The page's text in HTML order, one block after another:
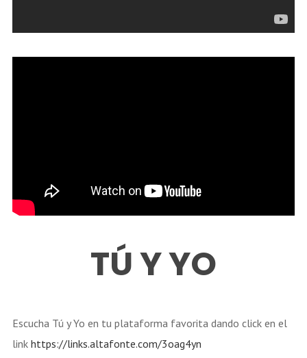
TÚ Y YO
Escucha Tú y Yo en tu plataforma favorita dando click en el
link https://links.altafonte.com/3oag4yn